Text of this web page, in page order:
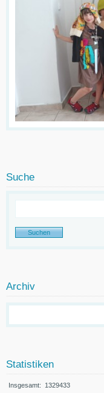
Suche
Archiv
Statistiken
Insgesamt: 1329433